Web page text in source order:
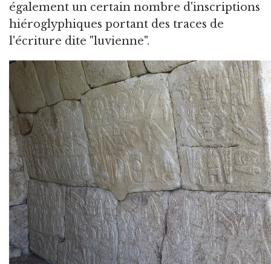
également un certain nombre d'inscriptions
hiéroglyphiques portant des traces de
l'écriture dite "luvienne".